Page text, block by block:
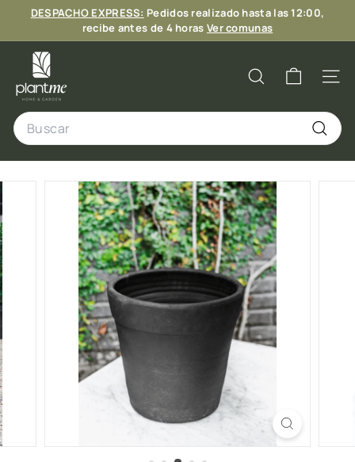
directamente
contenido
diapositivas
pausa
DESPACHO EXPRESS: Pedidos realizado hasta las 12:00,
recibe antes de 4 horas Ver comunas
6 CUOTAS
l
a
n
t
Buscar
Search
Buscar